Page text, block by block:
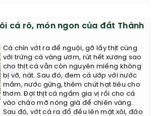
cá rô, món ngon của đất Thành
Cá chín vớt ra để nguội, gỡ lấy thịt cùng
với trứng cá vàng ươm, rút hết xương sao
cho thịt cá vẫn còn nguyên miếng không
bị vỡ, nát. Sau đó, đem cá ướp với nước
mắm, nước gừng, thêm chút hạt tiêu cho
thơm. Đợi thịt cá ngấm gia vị rồi cho cá
vào chảo mỡ nóng già để chiên vàng.
Sau đó, vớt cá ra đổ đều lên mặt xôi, đảo